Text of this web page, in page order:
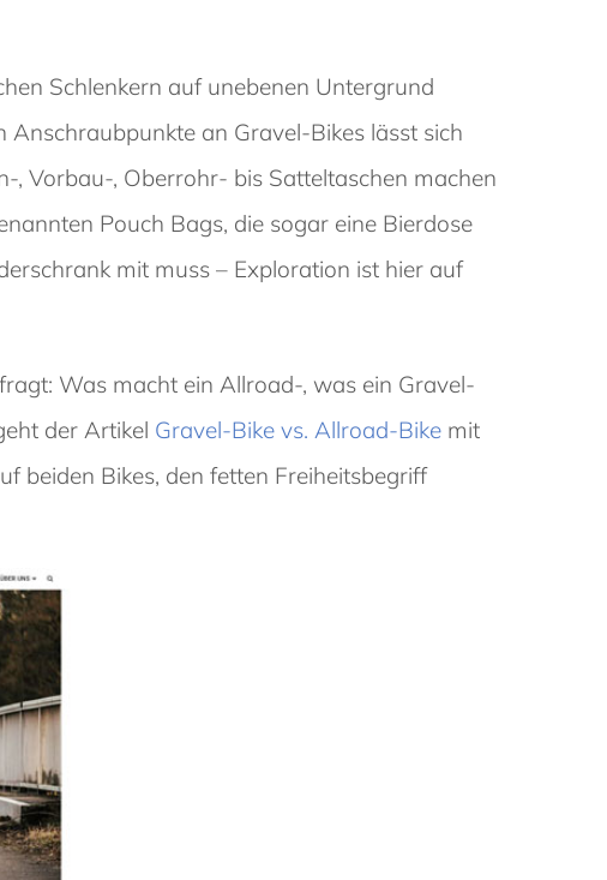
Schlenkern auf unebenen Untergrund
Anschraubpunkte an Gravel-Bikes lässt sich
, Vorbau-, Oberrohr- bis Satteltaschen machen
Pouch Bags, die sogar eine Bierdose
mit muss – Exploration ist hier auf
Was macht ein Allroad-, was ein Gravel-
der Artikel Gravel-Bike vs. Allroad-Bike mit
beiden Bikes, den fetten Freiheitsbegriff